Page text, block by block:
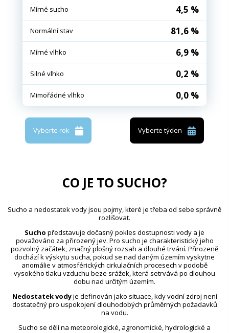
Mírné sucho 4,5 %
Normální stav 81,6 %
Mírné vlhko 6,9 %
Silné vlhko 0,2 %
Mimořádné vlhko 0,0 %
Vyberte rok Vyberte týden
CO JE TO SUCHO?
Sucho a nedostatek vody jsou pojmy, které je třeba od sebe správně
rozlišovat.
Sucho představuje dočasný pokles dostupnosti vody a je
považováno za přirozený jev. Pro sucho je charakteristický jeho
pozvolný začátek, značný plošný rozsah a dlouhé trvání. Přirozeně
dochází k výskytu sucha, pokud se nad daným územím vyskytne
anomálie v atmosférických cirkulačních procesech v podobě
vysokého tlaku vzduchu beze srážek, která setrvává po dlouhou
dobu nad určitým územím.
Nedostatek vodyje definován jako situace, kdy vodní zdroj není
dostatečný pro uspokojení dlouhodobých průměrných požadavků
na vodu.
Sucho se dělí na meteorologické, agronomické, hydrologické a